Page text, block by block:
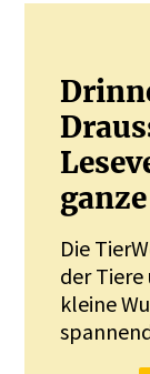
Die
der
kleine